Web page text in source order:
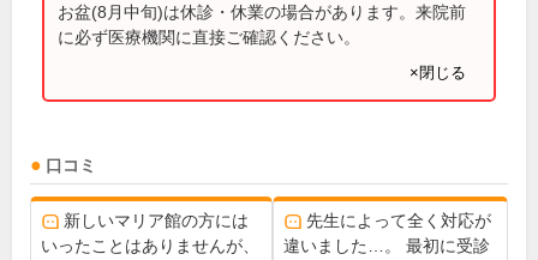
お盆(8月中旬)は休診・休業の場合があります。来院前
に必ず医療機関に直接ご確認ください。
×閉じる
口コミ
新しいマリア館の方には
いったことはありませんが、
先生によって全く対応が
違いました…。 最初に受診